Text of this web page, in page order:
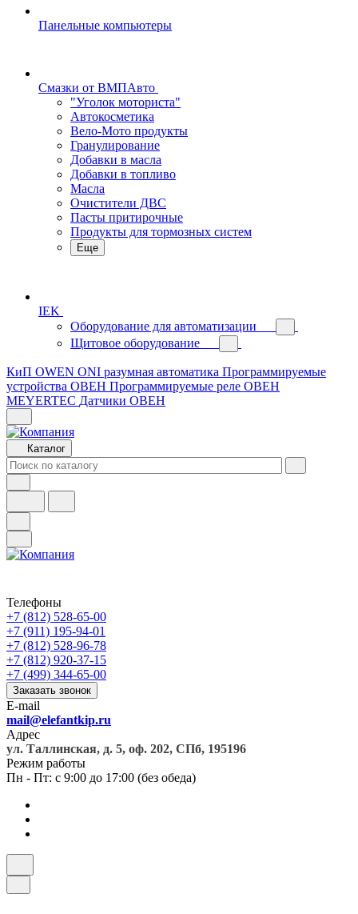
Панельные компьютеры
Смазки от ВМПАвто
"Уголок моториста"
Автокосметика
Вело-Мото продукты
Гранулирование
Добавки в масла
Добавки в топливо
Масла
Очистители ДВС
Пасты притирочные
Продукты для тормозных систем
Еще
IEK
Оборудование для автоматизации
Щитовое оборудование
КиП OWEN ONI разумная автоматика Программируемые
устройства ОВЕН Программируемые реле ОВЕН
MEYERTEC Датчики ОВЕН
Каталог
Телефоны
+7 (812) 528-65-00
+7 (911) 195-94-01
+7 (812) 528-96-78
+7 (812) 920-37-15
+7 (499) 344-65-00
Заказать звонок
E-mail
mail@elefantkip.ru
Адрес
ул. Таллинская, д. 5, оф. 202, СПб, 195196
Режим работы
Пн - Пт: с 9:00 до 17:00 (без обеда)